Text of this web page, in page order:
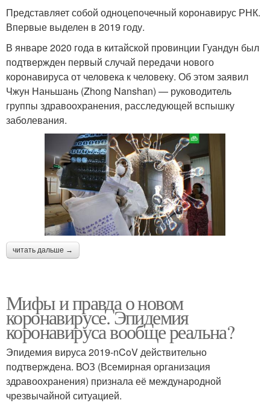
Представляет собой одноцепочечный коронавирус РНК.
Впервые выделен в 2019 году.
В январе 2020 года в китайской провинции Гуандун был
подтвержден первый случай передачи нового
коронавируса от человека к человеку. Об этом заявил
Чжун Наньшань (Zhong Nanshan) — руководитель
группы здравоохранения, расследующей вспышку
заболевания.
читать дальше →
Мифы и правда о новом
коронавирусе. Эпидемия
коронавируса вообще реальна?
Эпидемия вируса 2019-nCoV действительно
подтверждена. ВОЗ (Всемирная организация
здравоохранения) признала её международной
чрезвычайной ситуацией.